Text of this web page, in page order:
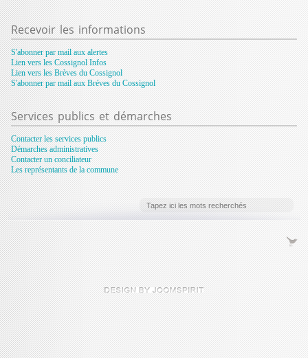
Recevoirles informations
S'abonner par mail aux alertes
Lien vers les Cossignol Infos
Lien vers les Brèves du Cossignol
S'abonner par mail aux Bréves du Cossignol
Servicespublics et démarches
Contacter les services publics
Démarches administratives
Contacter un conciliateur
Les représentants de la commune